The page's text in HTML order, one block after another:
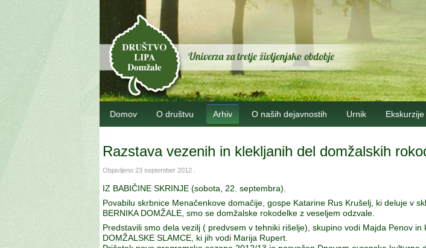
Domov O društvu Arhiv O naših dejavnostih Urnik
Razstava vezenih in klekljanih del domžalskih
Objavljeno 23 september 2012
IZ BABIČINE SKRINJE (sobota, 22. septembra).
Povabilu skrbnice Menačenkove domačije, gospe Katarine Rus Krušelj, ki deluje v
BERNIKA DOMŽALE, smo se domžalske rokodelke z veseljem odzvale.
Predstavili smo dela vezilj ( predvsem v tehniki rišelje), skupino vodi Majda Penov in
DOMŽALSKE SLAMCE, ki jih vodi Marija Rupert.